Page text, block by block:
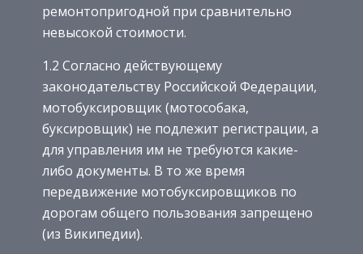
ремонтопригодной при сравнительно
невысокой стоимости.
1.2 Согласно действующему
законодательству Российской Федерации,
мотобуксировщик (мотособака,
буксировщик) не подлежит регистрации, а
для управления им не требуются какие-
либо документы. В то же время
передвижение мотобуксировщиков по
дорогам общего пользования запрещено
(из Википедии).